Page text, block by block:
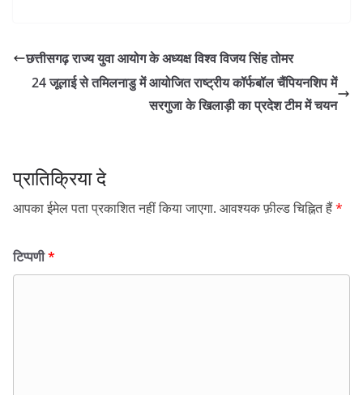
छत्तीसगढ़ राज्य युवा आयोग के अध्यक्ष विश्व विजय सिंह तोमर
24 जूलाई से तमिलनाडु में आयोजित राष्ट्रीय कॉर्फबॉल चैंपियनशिप में
सरगुजा के खिलाड़ी का प्रदेश टीम में चयन
प्रातिक्रिया दे
आपका ईमेल पता प्रकाशित नहीं किया जाएगा. आवश्यक फ़ील्ड चिह्नित हैं*
टिप्पणी*